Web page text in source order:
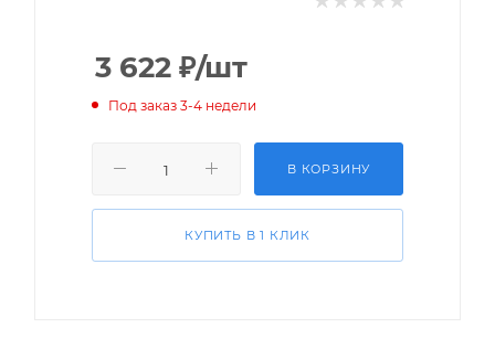
3 622₽/шт
Под заказ 3-4 недели
В КОРЗИНУ
КУПИТЬ В 1 КЛИК